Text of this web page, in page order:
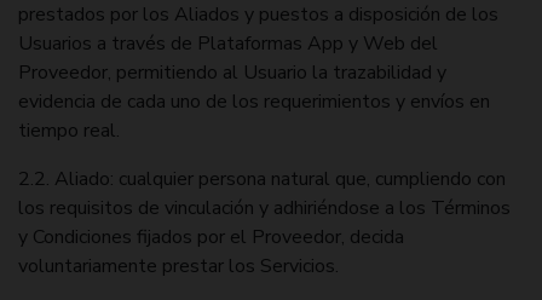
prestados por los Aliados y puestos a disposición de los
Usuarios a través de Plataformas App y Web del
Proveedor, permitiendo al Usuario la trazabilidad y
evidencia de cada uno de los requerimientos y envíos en
tiempo real.
2.2. Aliado: cualquier persona natural que, cumpliendo con
los requisitos de vinculación y adhiriéndose a los Términos
y Condiciones fijados por el Proveedor, decida
voluntariamente prestar los Servicios.